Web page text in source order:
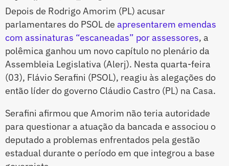
Depois de Rodrigo Amorim (PL) acusar
parlamentares do PSOL de apresentarem emendas
com assinaturas “escaneadas” por assessores, a
polêmica ganhou um novo capítulo no plenário da
Assembleia Legislativa (Alerj). Nesta quarta-feira
(03), Flávio Serafini (PSOL), reagiu às alegações do
então líder do governo Cláudio Castro (PL) na Casa.
Serafini afirmou que Amorim não teria autoridade
para questionar a atuação da bancada e associou o
deputado a problemas enfrentados pela gestão
estadual durante o período em que integrou a base